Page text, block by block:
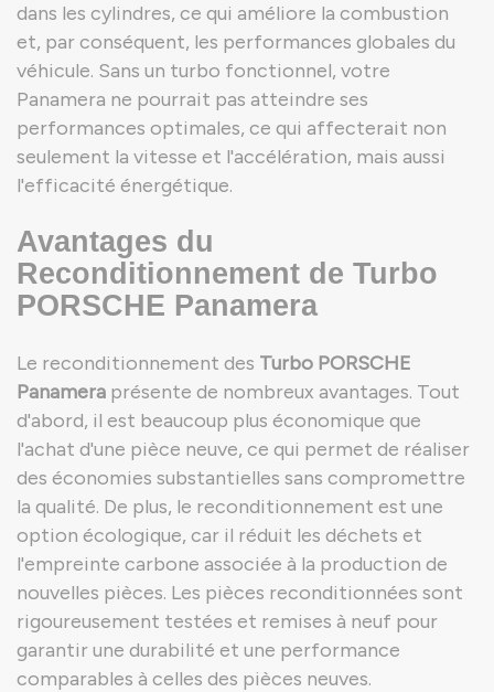
dans les cylindres, ce qui améliore la combustion
et, par conséquent, les performances globales du
véhicule. Sans un turbo fonctionnel, votre
Panamera ne pourrait pas atteindre ses
performances optimales, ce qui affecterait non
seulement la vitesse et l'accélération, mais aussi
l'efficacité énergétique.
Avantages du
Reconditionnement de Turbo
PORSCHE Panamera
Le reconditionnement des Turbo PORSCHE
Panamera présente de nombreux avantages. Tout
d'abord, il est beaucoup plus économique que
l'achat d'une pièce neuve, ce qui permet de réaliser
des économies substantielles sans compromettre
la qualité. De plus, le reconditionnement est une
option écologique, car il réduit les déchets et
l'empreinte carbone associée à la production de
nouvelles pièces. Les pièces reconditionnées sont
rigoureusement testées et remises à neuf pour
garantir une durabilité et une performance
comparables à celles des pièces neuves.